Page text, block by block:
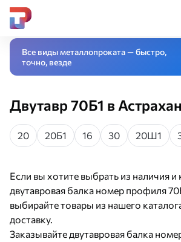
Главная Фасонный
Все виды металлопроката — быстро,
точно, везде
Двутавр 70Б1 в
20 20Б1 16 30 20Ш1
Если вы хотите выбрать из наличия и
двутавровая балка номер профиля
выбирайте товары из нашего
доставку.
Заказывайте двутавровая балка